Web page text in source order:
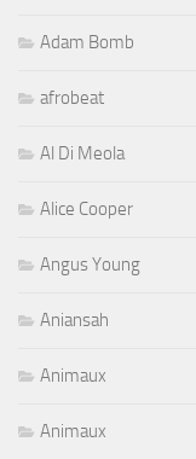
Adam Bomb
afrobeat
Al Di Meola
Alice Cooper
Angus Young
Aniansah
Animaux
Animaux